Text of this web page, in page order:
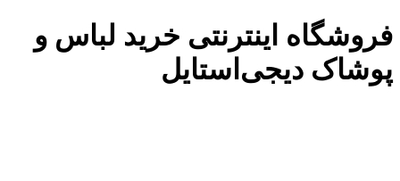
فروشگاه اینترنتی خرید لباس و
پوشاک دیجی‌استایل